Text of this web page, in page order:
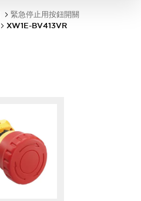
緊急停止用按鈕開關
XW1E-BV413VR